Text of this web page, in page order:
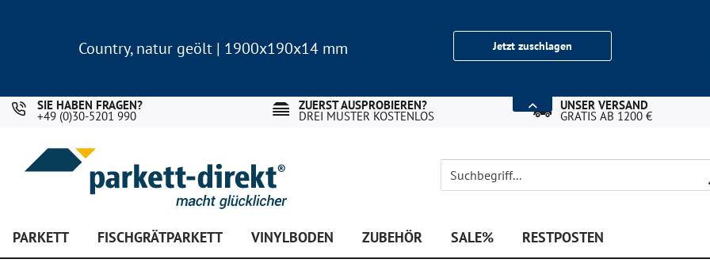
Country, natur geölt | 1900x190x14 mm
Jetzt zuschlagen
SIE HABEN FRAGEN?
+49 (0)30-5201 990
ZUERST AUSPROBIEREN?
DREI MUSTER KOSTENLOS
UNSER VERSAND
GRATIS AB 1200 €
PARKETT FISCHGRÄTPARKETT VINYLBODEN ZUBEHÖR SALE% RESTPOSTEN